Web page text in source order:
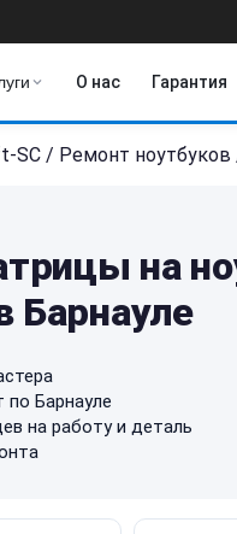
О нас Гарантия
SC / Ремонт ноутбуков
на
Барнауле
по Барнауле
на работу и деталь